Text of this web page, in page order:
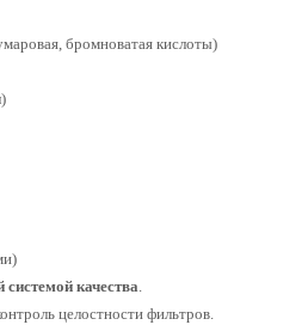
бромноватая кислоты)
качества.
целостности фильтров.